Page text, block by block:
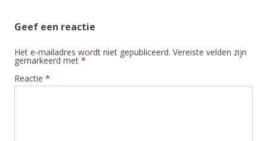
Geef een reactie
Het e-mailadres wordt niet gepubliceerd. Vereiste velden zijn
gemarkeerd met *
Reactie *